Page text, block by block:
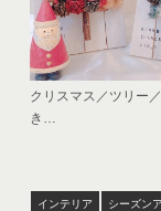
クリスマス／ツリー
き…
インテリア シーズン